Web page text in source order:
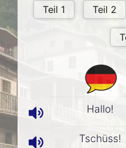
Hallo!
Tschüss!